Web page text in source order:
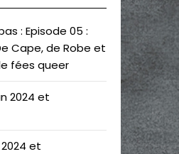
: Episode 05 :
Cape, de Robe et
fées queer
2024 et
et